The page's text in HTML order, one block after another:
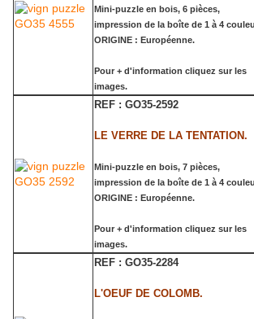
Mini-puzzle en bois, 6 pièces,
impression de la boîte de 1 à 4
ORIGINE : Européenne.
Pour + d'information cliquez sur les
images.
REF : GO35-2592
LE VERRE DE LA TENTATION.
Mini-puzzle en bois, 7 pièces,
impression de la boîte de 1 à 4
ORIGINE : Européenne.
Pour + d'information cliquez sur les
images.
REF : GO35-2284
L'OEUF DE COLOMB.